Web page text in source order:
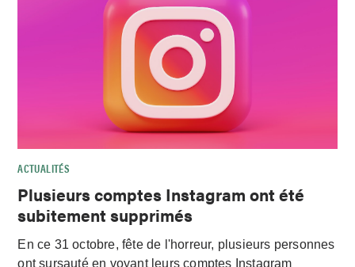
ACTUALITÉS
Plusieurs comptes Instagram ont été
subitement supprimés
En ce 31 octobre, fête de l'horreur, plusieurs personnes
ont sursauté en voyant leurs comptes Instagram